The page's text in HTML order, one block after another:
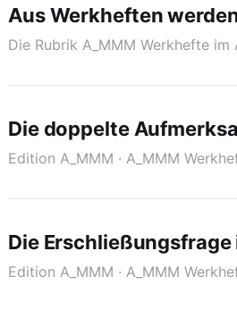
Aus Werkheften
Die Rubrik A_MMM Werkhefte
Die doppelte
Edition A_MMM · A_MMM
Die
Edition A_MMM · A_MMM